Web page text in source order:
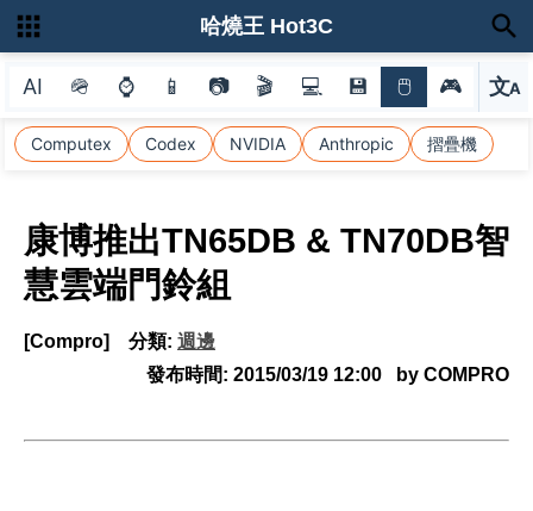
AI 🪖 ⌚ 📱 📷 🎬 💻 💾 🖱 🎮 文A
選
Computex Codex NVIDIA Anthropic 摺疊機
哈燒王 Hot3C
康博推出TN65DB & TN70DB智
慧雲端門鈴組
[Compro] 分類: 週邊
發布時間: 2015/03/19 12:00 by COMPRO